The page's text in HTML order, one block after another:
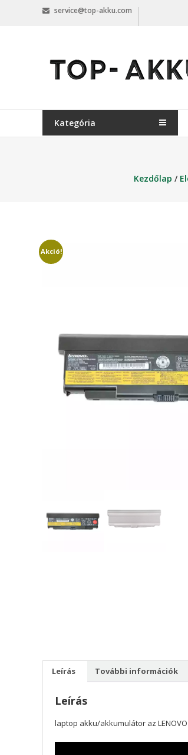
service@top-akku.com
top-
akku.com
akku.com
Kategória
Kezdőlap /
Akció!
Leírás További információk
Leírás
laptop akku/akkumulátor az